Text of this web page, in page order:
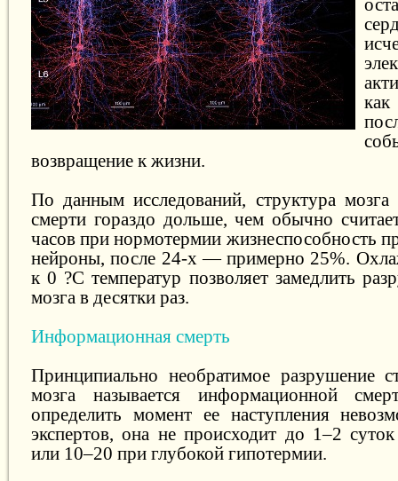
как
возвращение к жизни.
По данным исследований, структура мозга
смерти гораздо дольше, чем обычно
часов при нормотермии жизнеспособность
нейроны, после 24-х — примерно 25%.
к 0 ?С температур позволяет замедлить
мозга в десятки раз.
Информационная смерть
Принципиально необратимое разрушение
мозга называется информационной
определить момент ее наступления
экспертов, она не происходит до 1–2
или 10–20 при глубокой гипотермии.